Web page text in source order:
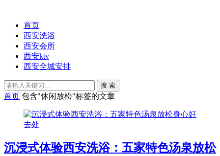
首页
西安洗浴
西安会所
西安ktv
西安全城安排
搜 索
首页 包含"休闲放松"标签的文章
沉浸式体验西安洗浴：五家特色汤泉放松